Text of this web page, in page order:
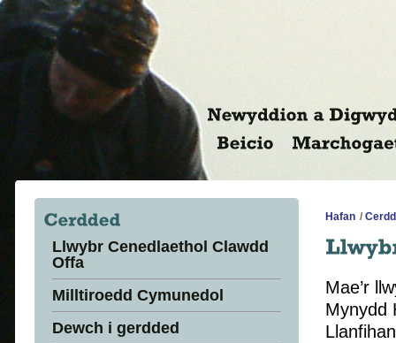
Llwybr Cenedlaethol Clawdd
Offa
Milltiroedd Cymunedol
Dewch i gerdded
Hafan /
Mae’r
Mynydd